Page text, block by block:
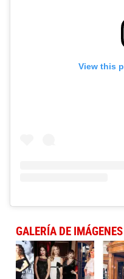
View this
GALERÍA DE IMÁGENES